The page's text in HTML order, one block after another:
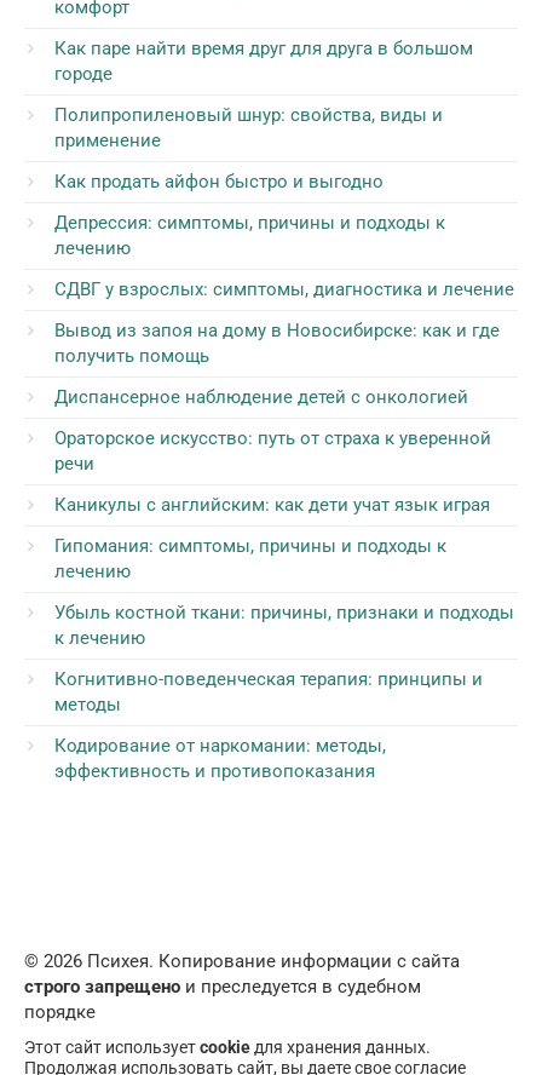
комфорт
Как паре найти время друг для друга в большом
городе
Полипропиленовый шнур: свойства, виды и
применение
Как продать айфон быстро и выгодно
Депрессия: симптомы, причины и подходы к
лечению
СДВГ у взрослых: симптомы, диагностика и лечение
Вывод из запоя на дому в Новосибирске: как и где
получить помощь
Диспансерное наблюдение детей с онкологией
Ораторское искусство: путь от страха к уверенной
речи
Каникулы с английским: как дети учат язык играя
Гипомания: симптомы, причины и подходы к
лечению
Убыль костной ткани: причины, признаки и подходы
к лечению
Когнитивно-поведенческая терапия: принципы и
методы
Кодирование от наркомании: методы,
эффективность и противопоказания
© 2026 Психея. Копирование информации с сайта
строго запрещено и преследуется в судебном
порядке
Этот сайт используетcookie для хранения данных.
Продолжая использовать сайт, вы даете свое согласие